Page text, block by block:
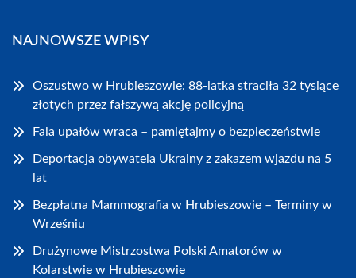
NAJNOWSZE WPISY
Oszustwo w Hrubieszowie: 88-latka straciła 32 tysiące
złotych przez fałszywą akcję policyjną
Fala upałów wraca – pamiętajmy o bezpieczeństwie
Deportacja obywatela Ukrainy z zakazem wjazdu na 5
lat
Bezpłatna Mammografia w Hrubieszowie – Terminy w
Wrześniu
Drużynowe Mistrzostwa Polski Amatorów w
Kolarstwie w Hrubieszowie